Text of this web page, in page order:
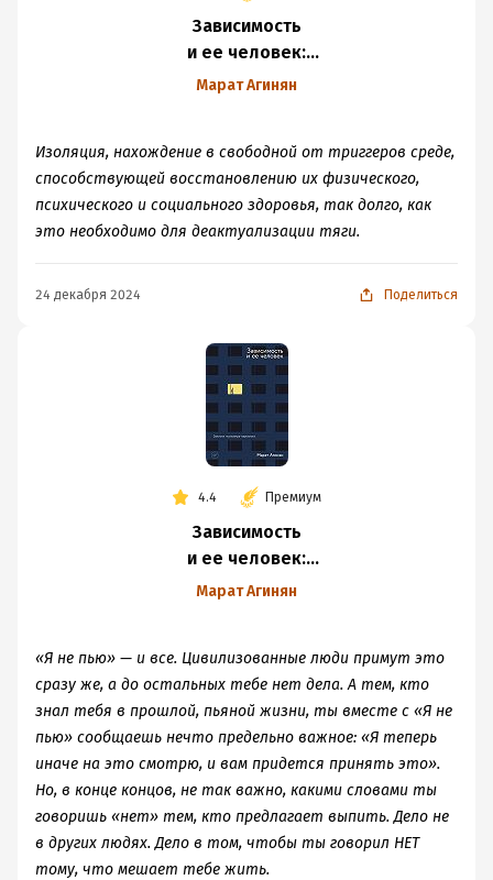
Зависимость
и ее человек:
записки психиатра-
Марат Агинян
Изоляция, нахождение в свободной от триггеров среде,
способствующей восстановлению их физического,
психического и социального здоровья, так долго, как
это необходимо для деактуализации тяги.
24 декабря 2024 Поделиться
4.4 Премиум
Зависимость
и ее человек:
записки психиатра-
Марат Агинян
«Я не пью» — и все. Цивилизованные люди примут это
сразу же, а до остальных тебе нет дела. А тем, кто
знал тебя в прошлой, пьяной жизни, ты вместе с «Я не
пью» сообщаешь нечто предельно важное: «Я теперь
иначе на это смотрю, и вам придется принять это».
Но, в конце концов, не так важно, какими словами ты
говоришь «нет» тем, кто предлагает выпить. Дело не
в других людях. Дело в том, чтобы ты говорил НЕТ
тому, что мешает тебе жить.